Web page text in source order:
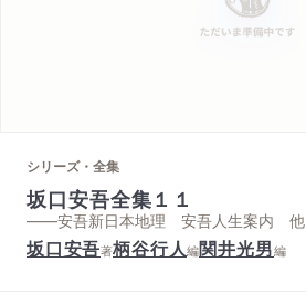
シリーズ・全集
坂口安吾全集１１
——安吾新日本地理 安吾人生案内 他
坂口安吾著柄谷行人編関井光男編